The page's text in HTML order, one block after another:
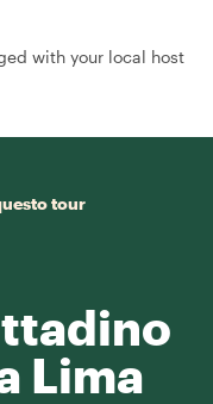
with your local host
tour
Lima